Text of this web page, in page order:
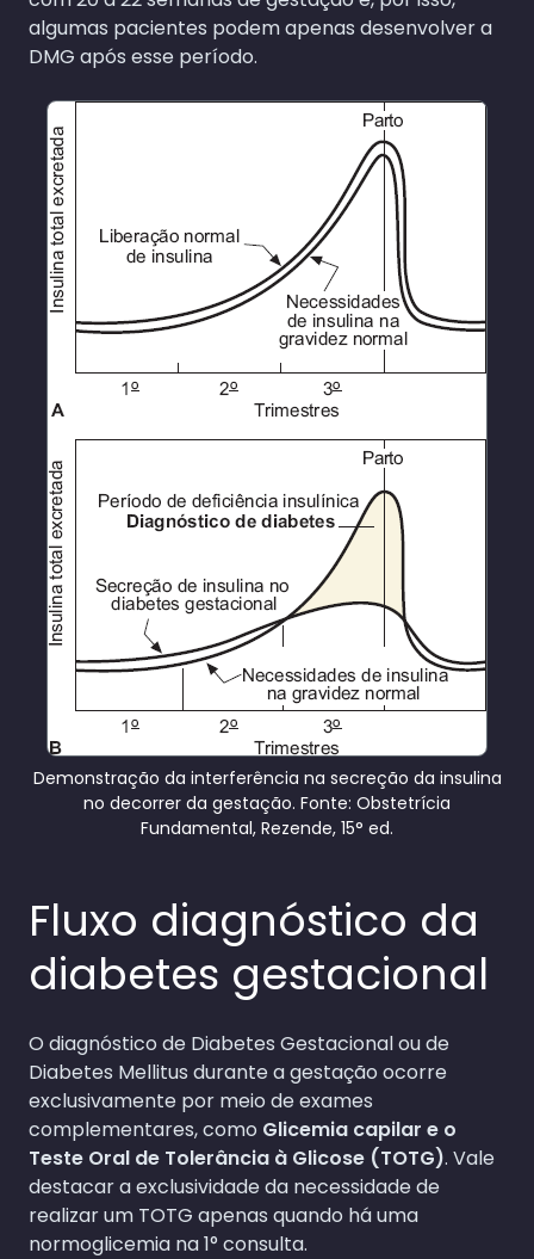
algumas pacientes podem apenas desenvolver a
DMG após esse período.
Demonstração da interferência na secreção da insulina
no decorrer da gestação. Fonte: Obstetrícia
Fundamental, Rezende, 15° ed.
Fluxo diagnóstico da
diabetes gestacional
O diagnóstico de Diabetes Gestacional ou de
Diabetes Mellitus durante a gestação ocorre
exclusivamente por meio de exames
complementares, como Glicemia capilar e o
Teste Oral de Tolerância à Glicose (TOTG). Vale
destacar a exclusividade da necessidade de
realizar um TOTG apenas quando há uma
normoglicemia na 1° consulta.